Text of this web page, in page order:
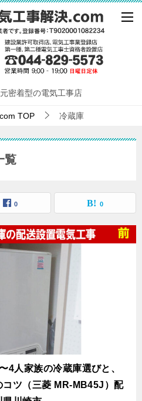
密着型の電気工事店
TOP 冷蔵庫
覧
0 0
4人家族の冷蔵庫選びと、
ツ（三菱 MR-MB45J）配